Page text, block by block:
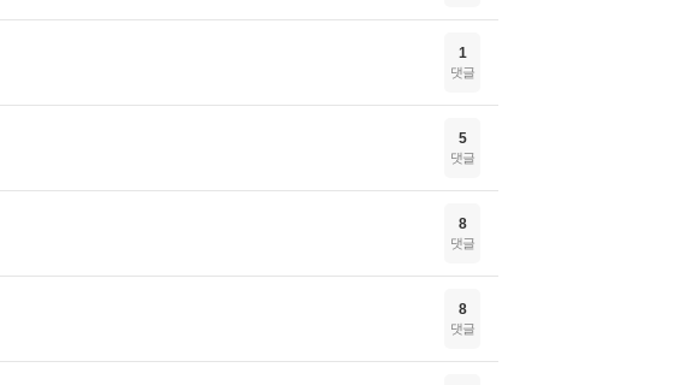
1
댓글
5
댓글
8
댓글
8
댓글